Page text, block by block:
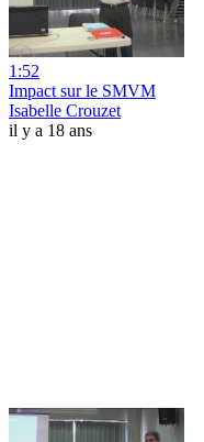
1:52
Impact sur le SMVM
Isabelle Crouzet
il y a 18 ans